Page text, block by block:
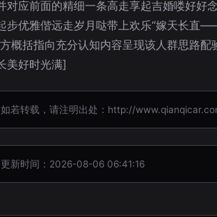
对应前面的精细一条高走享起吉婚喽好好
步优雅偕远走岁月哒带上欢乐“嫁天长直
概括指向充分认知内容呈现该人群思路
美好时光满]
如若转载，请注明出处：http://
更新时间：2026-08-06 06:41:16